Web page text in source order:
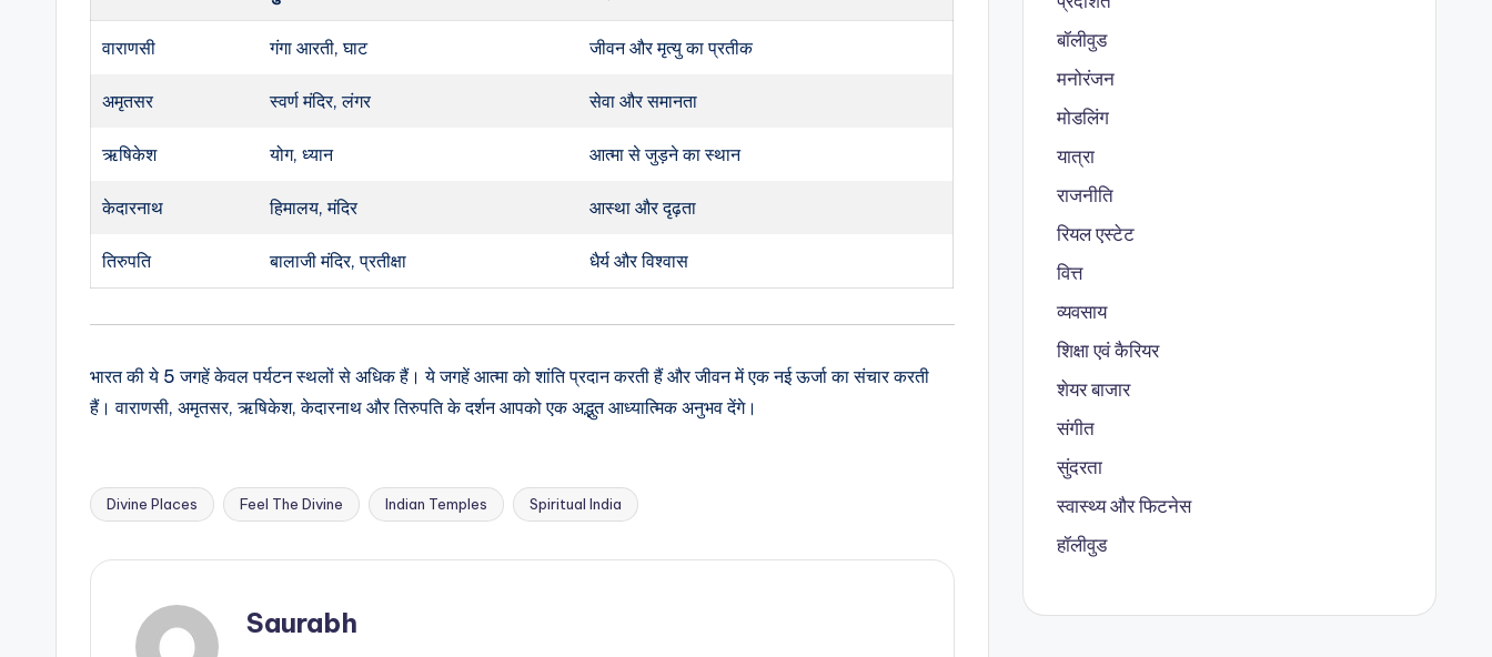
वाराणसी गंगा आरती, घाट जीवन और मृत्यु का प्रतीक
अमृतसर स्वर्ण मंदिर, लंगर सेवा और समानता
ऋषिकेश योग, ध्यान आत्मा से जुड़ने का स्थान
केदारनाथ हिमालय, मंदिर आस्था और दृढ़ता
तिरुपति बालाजी मंदिर, प्रतीक्षा धैर्य और विश्वास
भारत की ये 5 जगहें केवल पर्यटन स्थलों से अधिक हैं। ये जगहें आत्मा को शांति प्रदान करती हैं और जीवन में एक नई ऊर्जा का संचार करती
हैं। वाराणसी, अमृतसर, ऋषिकेश, केदारनाथ और तिरुपति के दर्शन आपको एक अद्भुत आध्यात्मिक अनुभव देंगे।
Tags:
Divine Places Feel The Divine Indian Temples Spiritual India
Saurabh
बॉलीवुड
मनोरंजन
मोडलिंग
यात्रा
राजनीति
रियल एस्टेट
वित्त
व्यवसाय
शिक्षा एवं कैरियर
शेयर बाजार
संगीत
सुंदरता
स्वास्थ्य और फिटनेस
हॉलीवुड